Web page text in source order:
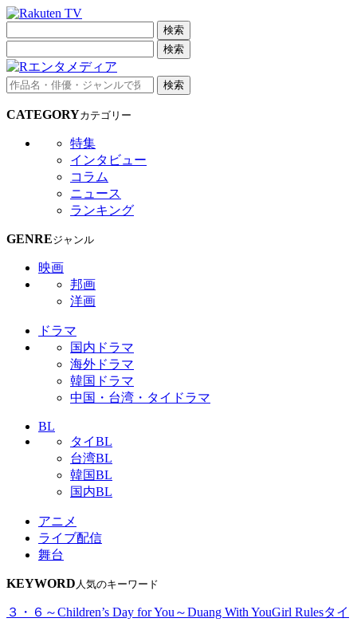
検索
検索
検索
CATEGORYカテゴリー
特集
インタビュー
コラム
ニュース
ランキング
GENREジャンル
映画
邦画
洋画
ドラマ
国内ドラマ
海外ドラマ
韓国ドラマ
中国・台湾・タイドラマ
BL
タイBL
台湾BL
韓国BL
国内BL
アニメ
ライブ配信
舞台
KEYWORD 人気のキーワード
３・６～Children’s Day for You～Duang With YouGirl Rulesタイ